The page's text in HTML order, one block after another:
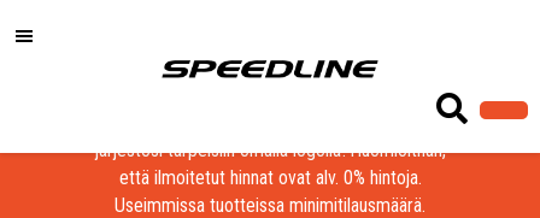
Löydä laadukkaat tuotteet yrityksesi, seurasi tai
järjestösi tarpeisiin omalla logolla! Huomioithan,
että ilmoitetut hinnat ovat alv. 0% hintoja.
Useimmissa tuotteissa minimitilausmäärä.